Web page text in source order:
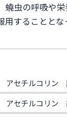
蟯虫の呼吸や
用することと
セチルコリン
セチルコリン